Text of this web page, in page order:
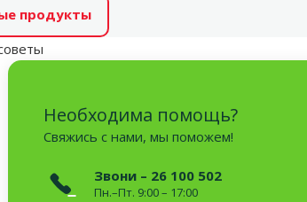
продукты
Необходима помощь?
Свяжись с нами, мы поможем!
Звони – 26 100 502
Пн.–Пт. 9:00 – 17:00